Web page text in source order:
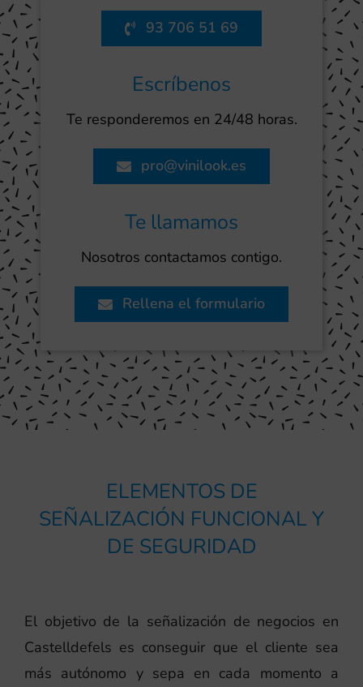
93 706 51 69
Escríbenos
Te responderemos en 24/48 horas.
pro@vinilook.es
Te llamamos
Nosotros contactamos contigo.
Rellena el formulario
ELEMENTOS DE
SEÑALIZACIÓN FUNCIONAL Y
DE SEGURIDAD
El objetivo de la señalización de negocios en
Castelldefels es conseguir que el cliente sea
más autónomo y sepa en cada momento a